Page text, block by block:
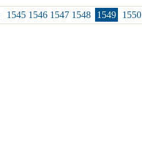
1545 1546 1547 1548 1549 1550